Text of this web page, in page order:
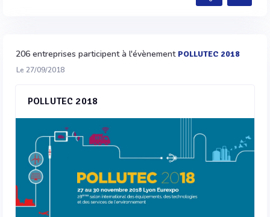
206 entreprises participent à l'évènement POLLUTEC 2018
Le 27/09/2018
POLLUTEC 2018